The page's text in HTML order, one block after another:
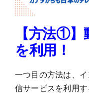
【方法①】
を利用！
一つ目の方法は、
信サービスを利用す